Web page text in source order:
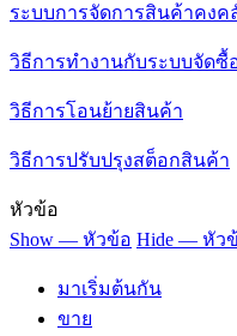
ระบบการจัดการสินค้าคงค
วิธีการทำงานกับระบบจัดซื้
วิธีการโอนย้ายสินค้า
วิธีการปรับปรุงสต็อกสินค้า
หัวข้อ
Show — หัวข้อ Hide — หัว
มาเริ่มต้นกัน
ขาย